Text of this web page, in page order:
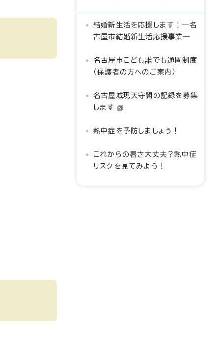
結婚新生活を応援します！―名
古屋市結婚新生活応援事業―
名古屋市こども誰でも通園制度
（保護者の方へのご案内）
名古屋城現天守閣の記録を募集
します
熱中症を予防しましょう！
これからの暑さ大丈夫？熱中症
リスクを見てみよう！